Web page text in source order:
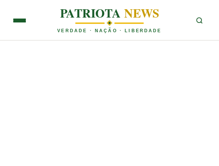
PATRIOTANEWS
VERDADE · NAÇÃO · LIBERDADE